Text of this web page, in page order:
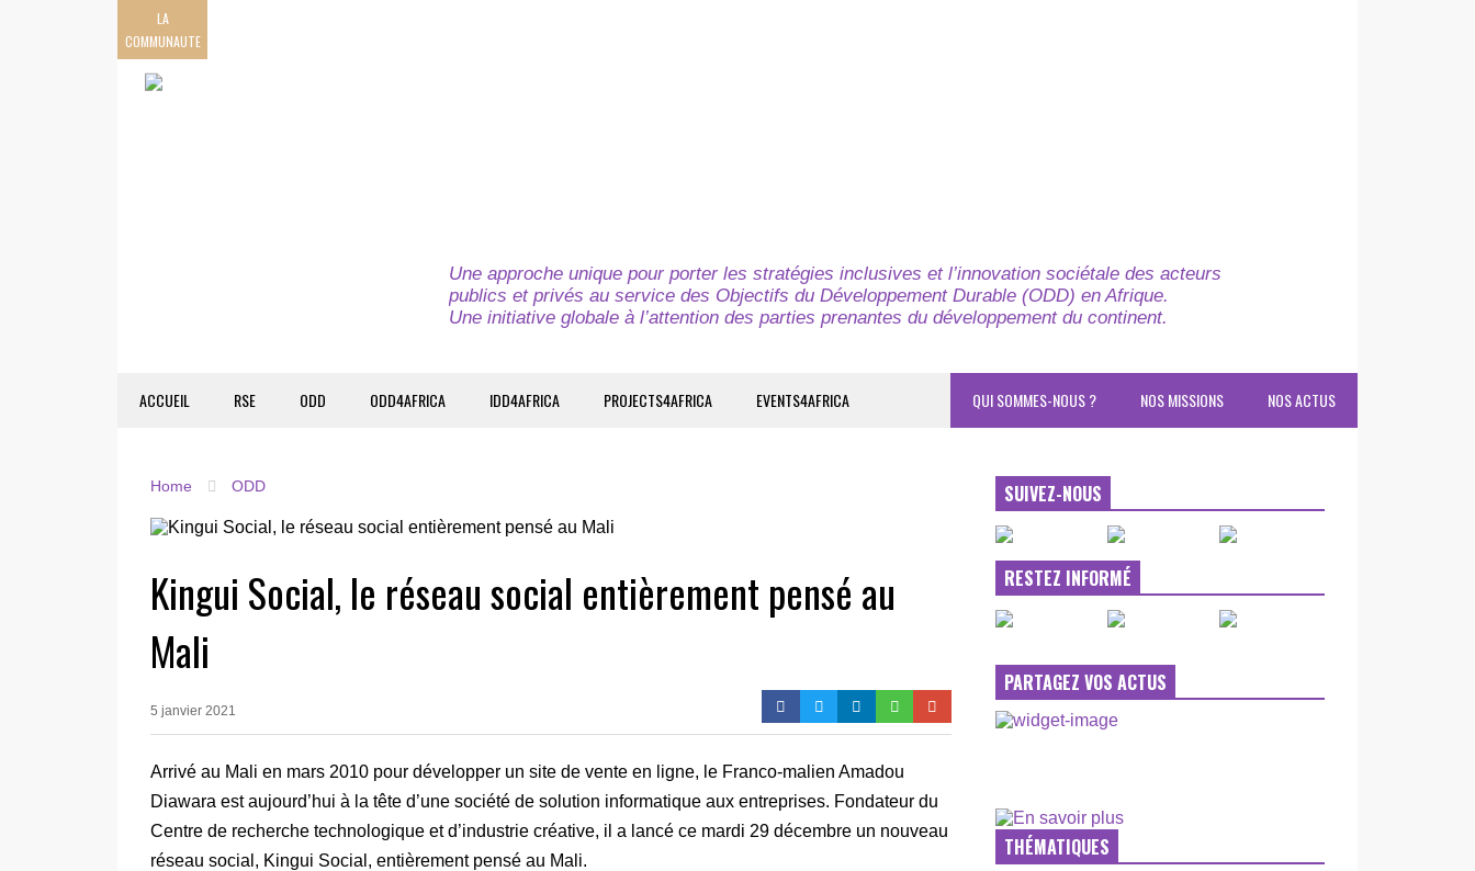
LA
COMMUNAUTE
Une approche unique pour porter les stratégies inclusives et l’innovation sociétale des acteurs
publics et privés au service des Objectifs du Développement Durable (ODD) en Afrique.
Une initiative globale à l’attention des parties prenantes du développement du continent.
ACCUEIL RSE ODD ODD4AFRICA IDD4AFRICA PROJECTS4AFRICA EVENTS4AFRICA NOS ACTUS
NOS MISSIONS
QUI SOMMES-NOUS ?
Home ODD
Kingui Social, le réseau social entièrement pensé au
Mali
5 janvier 2021
Arrivé au Mali en mars 2010 pour développer un site de vente en ligne, le Franco-malien Amadou
Diawara est aujourd’hui à la tête d’une société de solution informatique aux entreprises. Fondateur du
Centre de recherche technologique et d’industrie créative, il a lancé ce mardi 29 décembre un nouveau
réseau social, Kingui Social, entièrement pensé au Mali.
SUIVEZ-NOUS
RESTEZ INFORMÉ
PARTAGEZ VOS ACTUS
THÉMATIQUES